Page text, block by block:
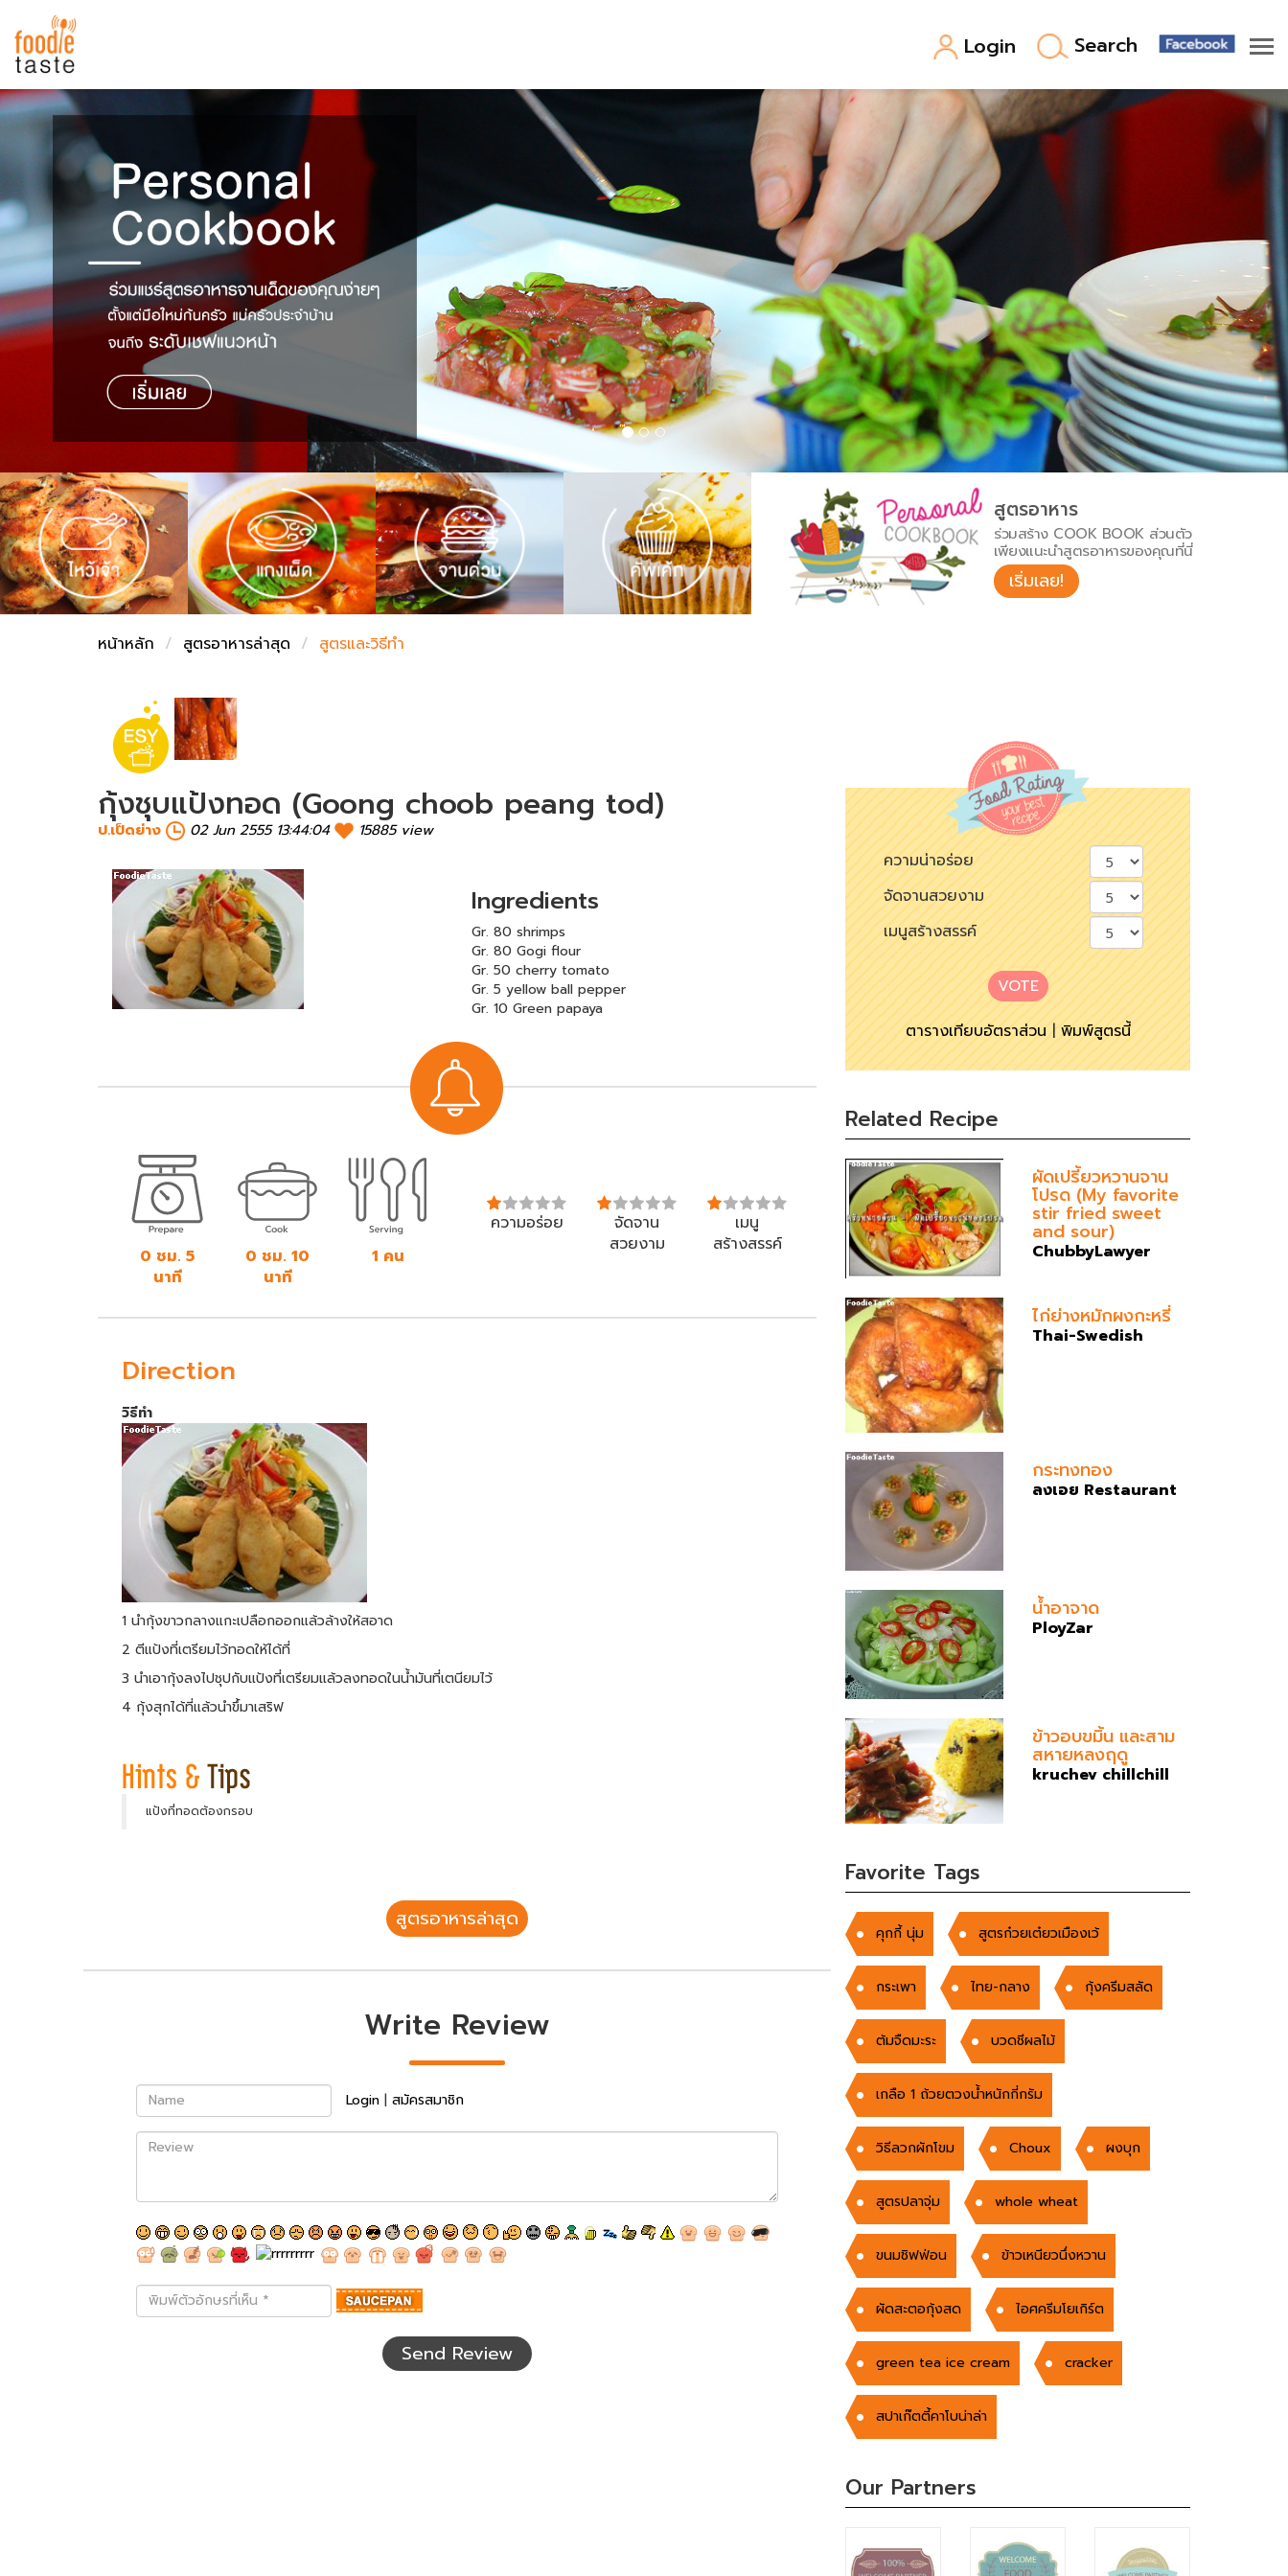
Login Search
สูตรอาหาร
สูตรอาหารล่าสุด
Top Foodie
พาไปชิม
สารพันก้นครัว
เคล็ดลับน่ารู้
เปรียบเทียบหน่วยการตวง
เปรียบเทียบอุณหภูมิ
เปรียบเทียบน้ำหนักวัตถุดิบ
ชั่งตวงเนย
FoodPedia
สร้าง Cookbook
สูตรอาหาร
ร่วมสร้าง COOK BOOK ส่วนตัว
เพียงแนะนำสูตรอาหารของคุณที่นี่
เริ่มเลย!
หน้าหลัก สูตรอาหารล่าสุด สูตรและวิธีทำ
กุ้งชุบแป้งทอด (Goong choob peang tod)
ป.เป็ดย่าง 02 Jun 2555 13:44:04 15885 view
Ingredients
Gr. 80 shrimps
Gr. 80 Gogi flour
Gr. 50 cherry tomato
Gr. 5 yellow ball pepper
Gr. 10 Green papaya
0 ชม. 5
นาที
0 ชม. 10
นาที
1 คน
ความอร่อย
จัดจาน
สวยงาม
เมนู
สร้างสรรค์
Direction
วิธีทำ
1 นำกุ้งขาวกลางแกะเปลือกออกแล้วล้างให้สอาด
2 ตีแป้งที่เตรียมไว้ทอดให้ได้ที่
3 นำเอากุ้งลงไปชุปกับแป้งที่เตรียมแล้วลงทอดในน้ำมันที่เตนียมไว้
4 กุ้งสุกได้ที่แล้วนำขึ้มาเสริฟ
แป้งที่ทอดต้องกรอบ
สูตรอาหารล่าสุด
Write Review
Name Login | สมัครสมาชิก
Review
พิมพ์
ตัว
Send Review
ความน่าอร่อย
จัดจานสวยงาม
เมนูสร้างสรรค์
VOTE
ตารางเทียบอัตราส่วน|พิมพ์สูตรนี้
Related Recipe
ผัดเปรี้ยวหวานจาน
โปรด (My favorite
stir fried sweet
and sour)
ChubbyLawyer
ไก่ย่างหมักผงกะหรี่
Thai-Swedish
กระทงทอง
ลงเอย Restaurant
น้ำอาจาด
PloyZar
ข้าวอบขมิ้น และสาม
สหายหลงฤดู
kruchev chillchill
Favorite Tags
คุกกี้ นุ่ม สูตรก๋วยเต๋ยวเมืองเว้
กระเพา ไทย-กลาง กุ้งครีมสลัด
ต้มจืดมะระ บวดชีผลไม้
เกลือ 1 ถ้วยตวงน้ำหนักกี่กรัม
วิธีลวกผักโขม Choux ผงบุก
สูตรปลาจุ่ม whole wheat
ขนมชิฟฟ่อน ข้าวเหนียวนึ่งหวาน
ผัดสะตอกุ้งสด ไอศครีมโยเกิร์ต
green tea ice cream cracker
สปาเก๊ตตี้คาโบน่าล่า
Our Partners